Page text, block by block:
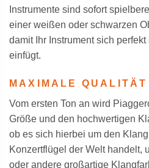
Instrumente sind sofort
einer weißen oder schwarzen
damit Ihr Instrument sich
einfügt.
MAXIMALE QUALITÄT
Vom ersten Ton an wird
Größe und den hochwertigen
ob es sich hierbei um den
Konzertflügel der Welt handelt,
oder andere großartige